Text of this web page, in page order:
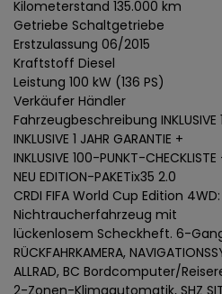
Kilometerstand 135.000 km
Getriebe Schaltgetriebe
Erstzulassung 06/2015
Kraftstoff Diesel
Leistung 100 kW (136 PS)
Verkäufer Händler
Fahrzeugbeschreibung INKLUSIVE 1
INKLUSIVE 1 JAHR GARANTIE +
INKLUSIVE 100-PUNKT-
NEU EDITION-PAKETix35 2.0
CRDI FIFA World Cup Edition
Nichtraucherfahrzeug mit
lückenlosem Scheckheft. 6-
RÜCKFAHRKAMERA,
ALLRAD, BC Bordcomputer/
2-Zonen-Klimaautomatik, SHZ